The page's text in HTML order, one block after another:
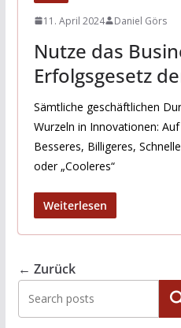
11. April 2024 Daniel Görs
Nutze das
Erfolgsgesetz
Sämtliche geschäftlichen
Wurzeln in Innovationen:
Besseres, Billigeres,
oder „Cooleres“
Weiterlesen
← Zurück